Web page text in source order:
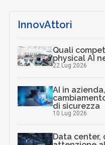
InnovAttori
Quali
physical AI
22 Lug 2026
AI in
di sicurezza
10 Lug 2026
Data center,